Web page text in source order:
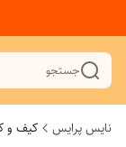
جستجو
نایس پرایس کیف و